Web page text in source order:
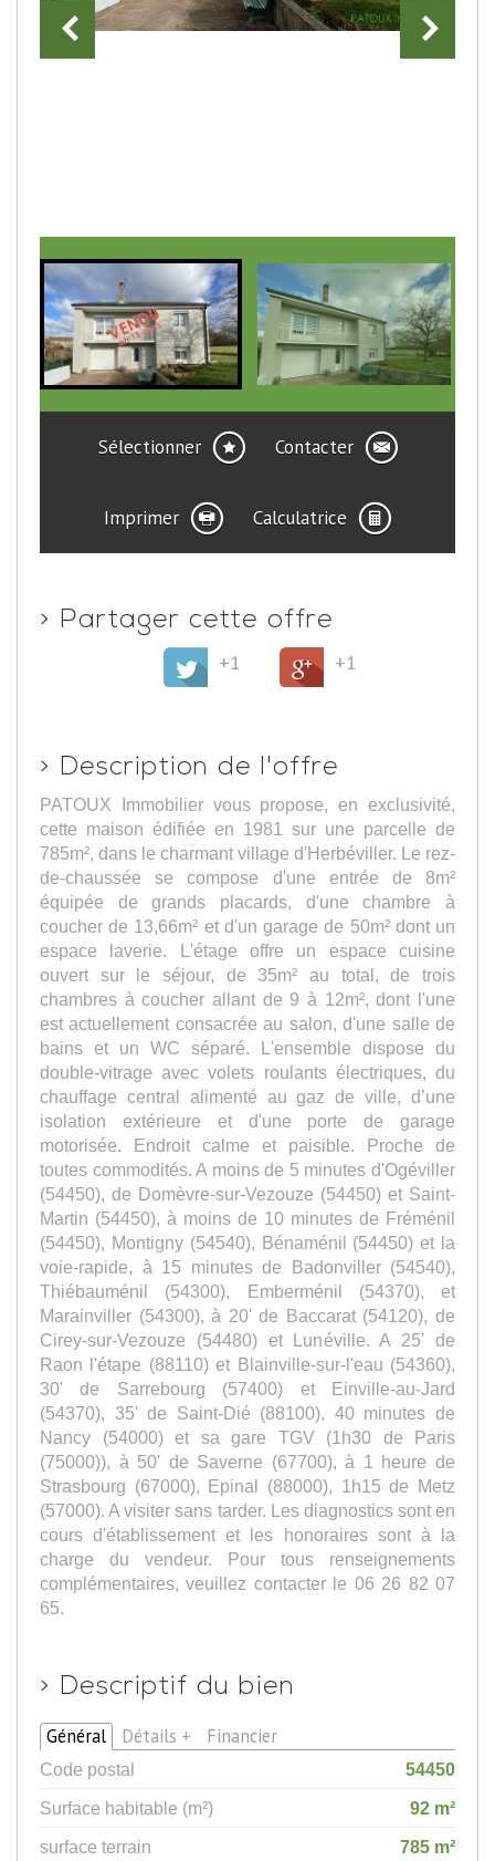
Sélectionner Contacter
Imprimer Calculatrice
> Partager cette offre
+1
+1
> Description de l'offre
PATOUX Immobilier vous propose, en exclusivité,
cette maison édifiée en 1981 sur une parcelle de
785m², dans le charmant village d'Herbéviller. Le rez-
de-chaussée se compose d'une entrée de 8m²
équipée de grands placards, d'une chambre à
coucher de 13,66m² et d'un garage de 50m² dont un
espace laverie. L'étage offre un espace cuisine
ouvert sur le séjour, de 35m² au total, de trois
chambres à coucher allant de 9 à 12m², dont l'une
est actuellement consacrée au salon, d'une salle de
bains et un WC séparé. L'ensemble dispose du
double-vitrage avec volets roulants électriques, du
chauffage central alimenté au gaz de ville, d’une
isolation extérieure et d'une porte de garage
motorisée. Endroit calme et paisible. Proche de
toutes commodités. A moins de 5 minutes d'Ogéviller
(54450), de Domèvre-sur-Vezouze (54450) et Saint-
Martin (54450), à moins de 10 minutes de Fréménil
(54450), Montigny (54540), Bénaménil (54450) et la
voie-rapide, à 15 minutes de Badonviller (54540),
Thiébauménil (54300), Emberménil (54370), et
Marainviller (54300), à 20' de Baccarat (54120), de
Cirey-sur-Vezouze (54480) et Lunéville. A 25' de
Raon l'étape (88110) et Blainville-sur-l'eau (54360),
30' de Sarrebourg (57400) et Einville-au-Jard
(54370), 35' de Saint-Dié (88100), 40 minutes de
Nancy (54000) et sa gare TGV (1h30 de Paris
(75000)), à 50' de Saverne (67700), à 1 heure de
Strasbourg (67000), Epinal (88000), 1h15 de Metz
(57000). A visiter sans tarder. Les diagnostics sont en
cours d'établissement et les honoraires sont à la
charge du vendeur. Pour tous renseignements
complémentaires, veuillez contacter le 06 26 82 07
65.
> Descriptif du bien
Général Détails + Financier
Code postal
54450
Surface habitable (m²)
92 m²
surface terrain
785 m²